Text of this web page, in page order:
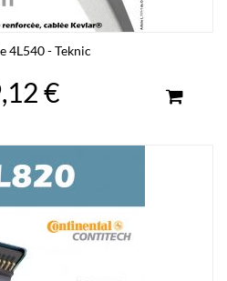
4L540 - Teknic
€